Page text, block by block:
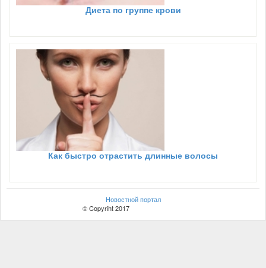
Диета по группе крови
Как быстро отрастить длинные волосы
Новостной портал
© Copyriht 2017